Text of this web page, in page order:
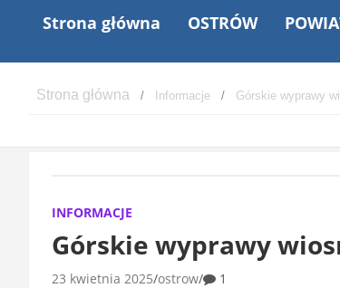
Strona główna OSTRÓW
Informacje Górskie wyprawy
INFORMACJE
Górskie wyprawy
23 kwietnia 2025 ostrow 1